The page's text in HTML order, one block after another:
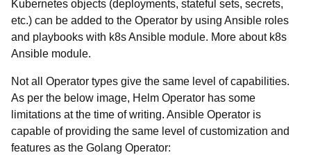
Kubernetes objects (deployments, stateful sets, secrets,
etc.) can be added to the Operator by using Ansible roles
and playbooks with k8s Ansible module. More about k8s
Ansible module.
Not all Operator types give the same level of capabilities.
As per the below image, Helm Operator has some
limitations at the time of writing. Ansible Operator is
capable of providing the same level of customization and
features as the Golang Operator: